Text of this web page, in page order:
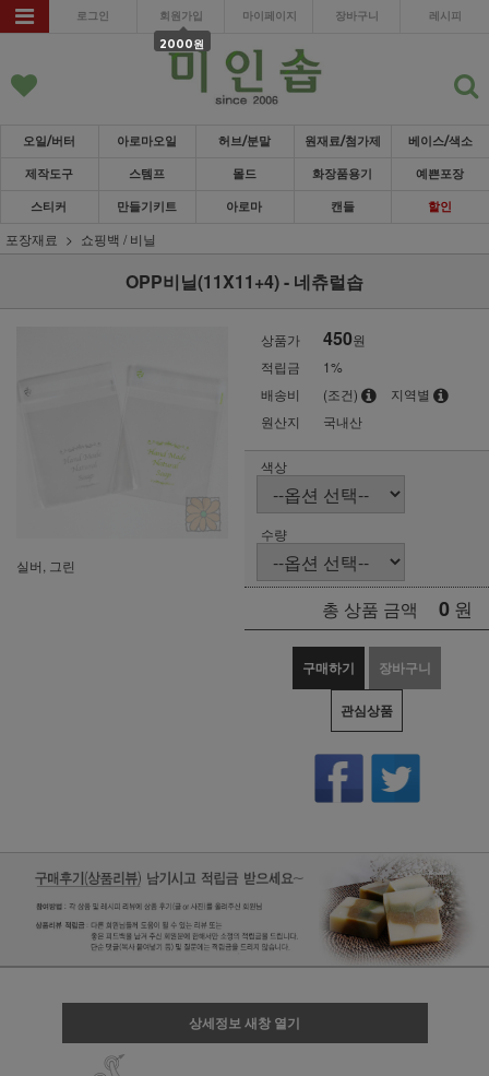
로그인 회원가입
2000원
마이페이지 장바구니 레시피
오일/버터 아로마오일 허브/분말 원재료/첨가제 베이스/색소
제작도구 스템프 몰드 화장품용기 예쁜포장
스티커 만들기키트 아로마 캔들 할인
포장재료 쇼핑백 / 비닐
OPP비닐(11X11+4) - 네츄럴솝
실버, 그린
상품가 450원
적립금
1%
배송비
(조건)
지역별
원산지
국내산
색상
수량
총 상품 금액 0 원
구매하기 장바구니
관심상품
상세정보 새창 열기